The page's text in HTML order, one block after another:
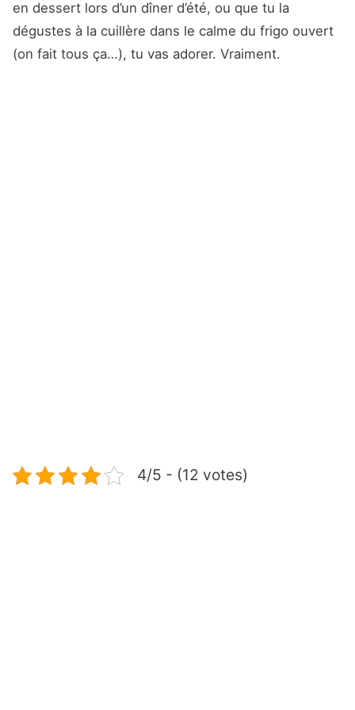
en dessert lors d’un dîner d’été, ou que tu la
dégustes à la cuillère dans le calme du frigo ouvert
(on fait tous ça…), tu vas adorer. Vraiment.
4/5 - (12 votes)